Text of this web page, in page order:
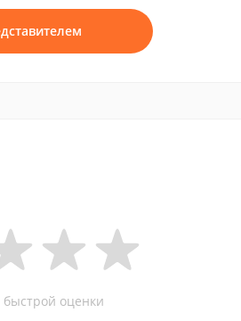
оценки